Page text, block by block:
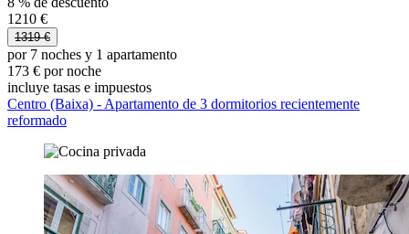
1210 €
1319 €
por 7 noches y 1 apartamento
173 € por noche
incluye tasas e impuestos
Centro (Baixa) - Apartamento de 3 dormitorios recientemente
reformado